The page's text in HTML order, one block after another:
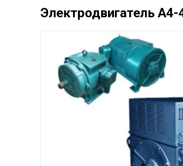
Электродвигатель